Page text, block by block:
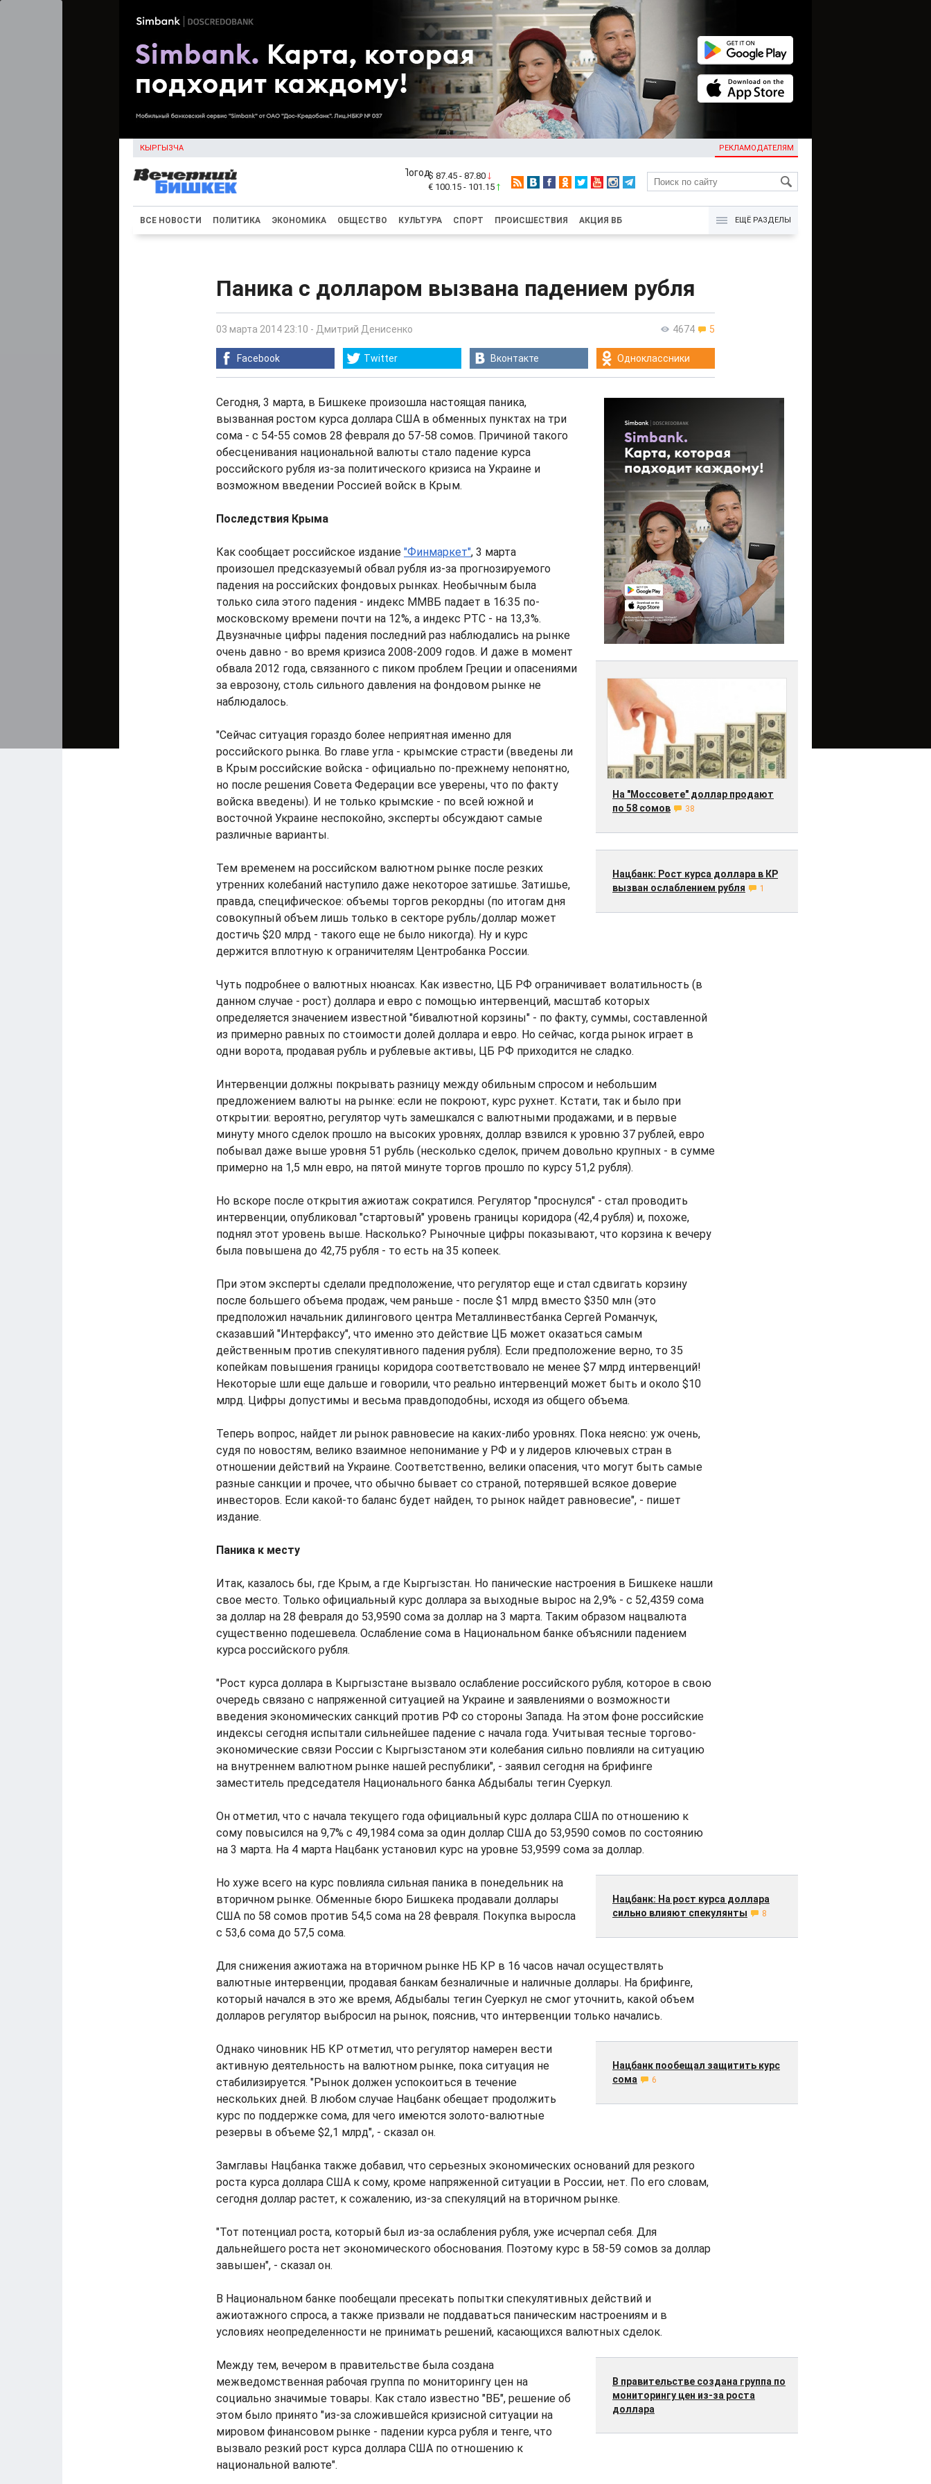
КЫРГЫЗЧА РЕКЛАМОДАТЕЛЯМ
KG
$ 87.45 - 87.80
€ 100.15 - 101.15
ВСЕ НОВОСТИ ПОЛИТИКА ЭКОНОМИКА ОБЩЕСТВО КУЛЬТУРА СПОРТ ПРОИСШЕСТВИЯ АКЦИЯ ВБ ЕЩЁ РАЗДЕЛЫ
Паника с долларом вызвана падением рубля
4674 5
03 марта 2014 23:10 - Дмитрий Денисенко
Facebook Twitter Вконтакте Одноклассники
Сегодня, 3 марта, в Бишкеке произошла настоящая паника,
вызванная ростом курса доллара США в обменных пунктах на три
сома - с 54-55 сомов 28 февраля до 57-58 сомов. Причиной такого
обесценивания национальной валюты стало падение курса
российского рубля из-за политического кризиса на Украине и
возможном введении Россией войск в Крым.
На "Моссовете" доллар продают
по 58 сомов
38
Последствия Крыма
Как сообщает российское издание "Финмаркет", 3 марта
произошел предсказуемый обвал рубля из-за прогнозируемого
падения на российских фондовых рынках. Необычным была
только сила этого падения - индекс ММВБ падает в 16:35 по-
московскому времени почти на 12%, а индекс РТС - на 13,3%.
Двузначные цифры падения последний раз наблюдались на рынке
очень давно - во время кризиса 2008-2009 годов. И даже в момент
обвала 2012 года, связанного с пиком проблем Греции и опасениями
за еврозону, столь сильного давления на фондовом рынке не
наблюдалось.
Нацбанк: Рост курса доллара в КР
вызван ослаблением рубля
1
"Сейчас ситуация гораздо более неприятная именно для
российского рынка. Во главе угла - крымские страсти (введены ли
в Крым российские войска - официально по-прежнему непонятно,
но после решения Совета Федерации все уверены, что по факту
войска введены). И не только крымские - по всей южной и
восточной Украине неспокойно, эксперты обсуждают самые
различные варианты.
Тем временем на российском валютном рынке после резких
утренних колебаний наступило даже некоторое затишье. Затишье,
правда, специфическое: объемы торгов рекордны (по итогам дня
совокупный объем лишь только в секторе рубль/доллар может
достичь $20 млрд - такого еще не было никогда). Ну и курс
держится вплотную к ограничителям Центробанка России.
Чуть подробнее о валютных нюансах. Как известно, ЦБ РФ ограничивает волатильность (в
данном случае - рост) доллара и евро с помощью интервенций, масштаб которых
определяется значением известной "бивалютной корзины" - по факту, суммы, составленной
из примерно равных по стоимости долей доллара и евро. Но сейчас, когда рынок играет в
одни ворота, продавая рубль и рублевые активы, ЦБ РФ приходится не сладко.
Интервенции должны покрывать разницу между обильным спросом и небольшим
предложением валюты на рынке: если не покроют, курс рухнет. Кстати, так и было при
открытии: вероятно, регулятор чуть замешкался с валютными продажами, и в первые
минуту много сделок прошло на высоких уровнях, доллар взвился к уровню 37 рублей, евро
побывал даже выше уровня 51 рубль (несколько сделок, причем довольно крупных - в сумме
примерно на 1,5 млн евро, на пятой минуте торгов прошло по курсу 51,2 рубля).
Но вскоре после открытия ажиотаж сократился. Регулятор "проснулся" - стал проводить
интервенции, опубликовал "стартовый" уровень границы коридора (42,4 рубля) и, похоже,
поднял этот уровень выше. Насколько? Рыночные цифры показывают, что корзина к вечеру
была повышена до 42,75 рубля - то есть на 35 копеек.
При этом эксперты сделали предположение, что регулятор еще и стал сдвигать корзину
после большего объема продаж, чем раньше - после $1 млрд вместо $350 млн (это
предположил начальник дилингового центра Металлинвестбанка Сергей Романчук,
сказавший "Интерфаксу", что именно это действие ЦБ может оказаться самым
действенным против спекулятивного падения рубля). Если предположение верно, то 35
копейкам повышения границы коридора соответствовало не менее $7 млрд интервенций!
Некоторые шли еще дальше и говорили, что реально интервенций может быть и около $10
млрд. Цифры допустимы и весьма правдоподобны, исходя из общего объема.
Теперь вопрос, найдет ли рынок равновесие на каких-либо уровнях. Пока неясно: уж очень,
судя по новостям, велико взаимное непонимание у РФ и у лидеров ключевых стран в
отношении действий на Украине. Соответственно, велики опасения, что могут быть самые
разные санкции и прочее, что обычно бывает со страной, потерявшей всякое доверие
инвесторов. Если какой-то баланс будет найден, то рынок найдет равновесие", - пишет
издание.
Паника к месту
Итак, казалось бы, где Крым, а где Кыргызстан. Но панические настроения в Бишкеке нашли
свое место. Только официальный курс доллара за выходные вырос на 2,9% - с 52,4359 сома
за доллар на 28 февраля до 53,9590 сома за доллар на 3 марта. Таким образом нацвалюта
существенно подешевела. Ослабление сома в Национальном банке объяснили падением
курса российского рубля.
"Рост курса доллара в Кыргызстане вызвало ослабление российского рубля, которое в свою
очередь связано с напряженной ситуацией на Украине и заявлениями о возможности
введения экономических санкций против РФ со стороны Запада. На этом фоне российские
индексы сегодня испытали сильнейшее падение с начала года. Учитывая тесные торгово-
экономические связи России с Кыргызстаном эти колебания сильно повлияли на ситуацию
на внутреннем валютном рынке нашей республики", - заявил сегодня на брифинге
заместитель председателя Национального банка Абдыбалы тегин Суеркул.
Он отметил, что с начала текущего года официальный курс доллара США по отношению к
сому повысился на 9,7% с 49,1984 сома за один доллар США до 53,9590 сомов по состоянию
на 3 марта. На 4 марта Нацбанк установил курс на уровне 53,9599 сома за доллар.
Нацбанк: На рост курса доллара
сильно влияют спекулянты
8
Но хуже всего на курс повлияла сильная паника в понедельник на
вторичном рынке. Обменные бюро Бишкека продавали доллары
США по 58 сомов против 54,5 сома на 28 февраля. Покупка выросла
с 53,6 сома до 57,5 сома.
Для снижения ажиотажа на вторичном рынке НБ КР в 16 часов начал осуществлять
валютные интервенции, продавая банкам безналичные и наличные доллары. На брифинге,
который начался в это же время, Абдыбалы тегин Суеркул не смог уточнить, какой объем
долларов регулятор выбросил на рынок, пояснив, что интервенции только начались.
Нацбанк пообещал защитить курс
сома
6
Однако чиновник НБ КР отметил, что регулятор намерен вести
активную деятельность на валютном рынке, пока ситуация не
стабилизируется. "Рынок должен успокоиться в течение
нескольких дней. В любом случае Нацбанк обещает продолжить
курс по поддержке сома, для чего имеются золото-валютные
резервы в объеме $2,1 млрд", - сказал он.
Замглавы Нацбанка также добавил, что серьезных экономических оснований для резкого
роста курса доллара США к сому, кроме напряженной ситуации в России, нет. По его словам,
сегодня доллар растет, к сожалению, из-за спекуляций на вторичном рынке.
"Тот потенциал роста, который был из-за ослабления рубля, уже исчерпал себя. Для
дальнейшего роста нет экономического обоснования. Поэтому курс в 58-59 сомов за доллар
завышен", - сказал он.
В Национальном банке пообещали пресекать попытки спекулятивных действий и
ажиотажного спроса, а также призвали не поддаваться паническим настроениям и в
условиях неопределенности не принимать решений, касающихся валютных сделок.
В правительстве создана группа по
мониторингу цен из-за роста
доллара
Между тем, вечером в правительстве была создана
межведомственная рабочая группа по мониторингу цен на
социально значимые товары. Как стало известно "ВБ", решение об
этом было принято "из-за сложившейся кризисной ситуации на
мировом финансовом рынке - падении курса рубля и тенге, что
вызвало резкий рост курса доллара США по отношению к
национальной валюте".